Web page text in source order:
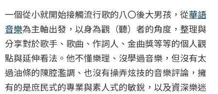
一個從小就開始接觸流行歌的八〇後大男孩，從華語
音樂為主軸出發，以身為觀（聽）者的角度，整理與
分享對於歌手、歌曲、作詞人、金曲獎等等的個人觀
點與延伸看法。他不懂樂理、沒學過音樂，但沒有太
過油條的陳腔濫調、也沒有操弄炫技的音樂評論，擁
有的是庶民式的專業與素人式的敏銳，以及資深樂迷